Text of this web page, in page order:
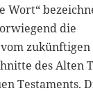
Wort“
die
zukünftigen
des Alten
Testaments.